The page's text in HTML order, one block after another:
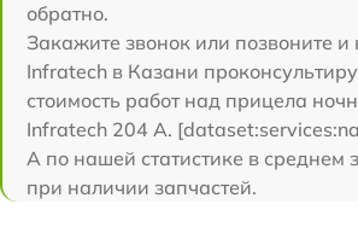
обратно.
Закажите звонок или позвоните
Infratech в Казани
стоимость работ над прицела
Infratech 204 А.
А по нашей статистике в среднем
при наличии запчастей.